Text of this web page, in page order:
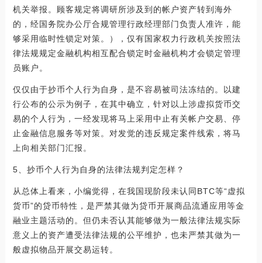
机关举报。顾客规定将调研所涉及到的帐户资产转到海外
的，经国务院办公厅合规管理行政经理部门负责人准许，能
够采用临时性锁定对策。），仅有国家权力行政机关按照法
律法规规定金融机构相互配合锁定时金融机构才会锁定管理
员账户。
仅仅由于抄币个人行为自身，是不容易被司法冻结的。以建
行公布的公示为例子，在其中确立，针对以上涉虚拟货币交
易的个人行为，一经发现将马上采用中止有关帐户交易、停
止金融信息服务等对策。对发觉的违反规定案件线索，将马
上向相关部门汇报。
5、抄币个人行为自身的法律法规判定怎样？
从总体上看来，小编觉得，在我国现阶段未认同BTC等“虚拟
货币”的贷币特性，是严禁其做为贷币开展商品流通应用等金
融业主题活动的。但仍未否认其能够做为一般法律法规实际
意义上的资产遭受法律法规的公平维护，也未严禁其做为一
般虚拟物品开展交易运转。